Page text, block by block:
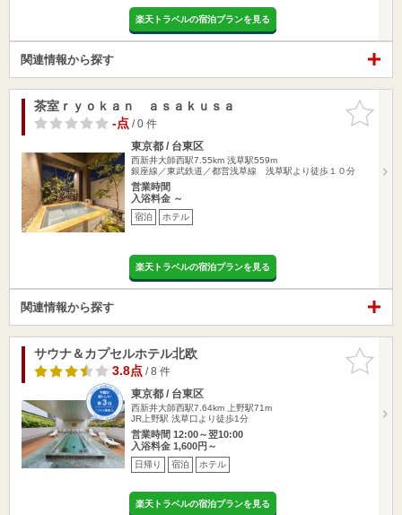
楽天トラベルの宿泊プランを見る
関連情報から探す
お気に入
りに追加
茶室ｒｙｏｋａｎ ａｓａｋｕｓａ
-点/ 0 件
東京都 / 台東区
西新井大師西駅7.55km 浅草駅559m
銀座線／東武鉄道／都営浅草線 浅草駅より徒歩１０分
営業時間
入浴料金 ～
宿泊 ホテル
楽天トラベルの宿泊プランを見る
関連情報から探す
お気に入
りに追加
サウナ＆カプセルホテル北欧
3.8点/ 8 件
東京都 / 台東区
西新井大師西駅7.64km
上野駅71m
JR上野駅 浅草口より徒歩1分
営業時間 12:00～翌10:00
入浴料金 1,600円～
日帰り 宿泊 ホテル
楽天トラベルの宿泊プランを見る